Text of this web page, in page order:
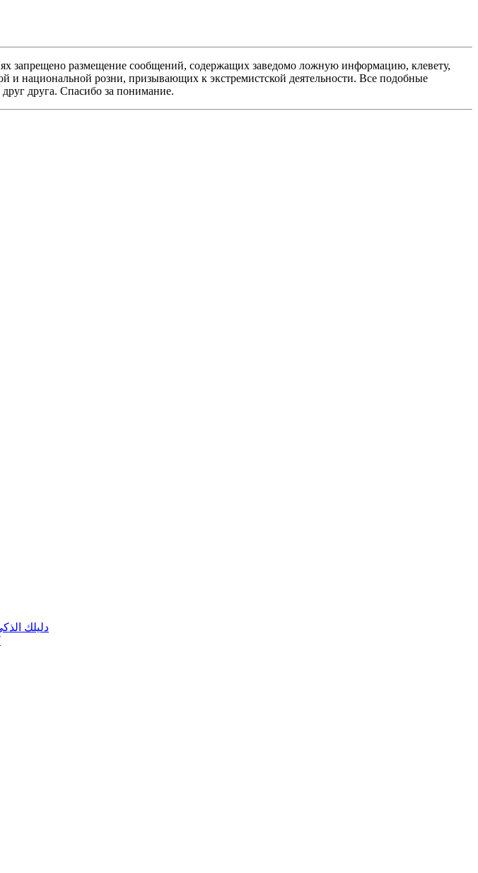
запрещено размещение сообщений, содержащих заведомо ложную информацию, клевету,
и национальной розни, призывающих к экстремистской деятельности. Все подобные
друга. Спасибо за понимание.
دليلك